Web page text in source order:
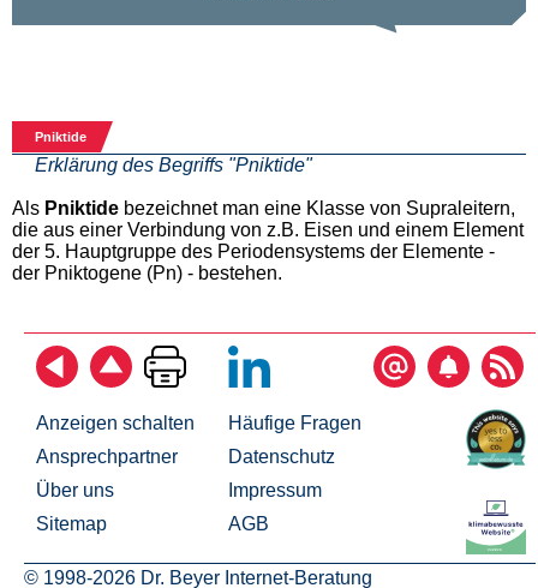
Pniktide
Erklärung des Begriffs "Pniktide"
Als Pniktide bezeichnet man eine Klasse von Supraleitern,
die aus einer Verbindung von z.B. Eisen und einem Element
der 5. Hauptgruppe des Periodensystems der Elemente -
der Pniktogene (Pn) - bestehen.
Anzeigen schalten
Ansprechpartner
Über uns
Sitemap
Häufige Fragen
Datenschutz
Impressum
AGB
© 1998-2026 Dr. Beyer Internet-Beratung